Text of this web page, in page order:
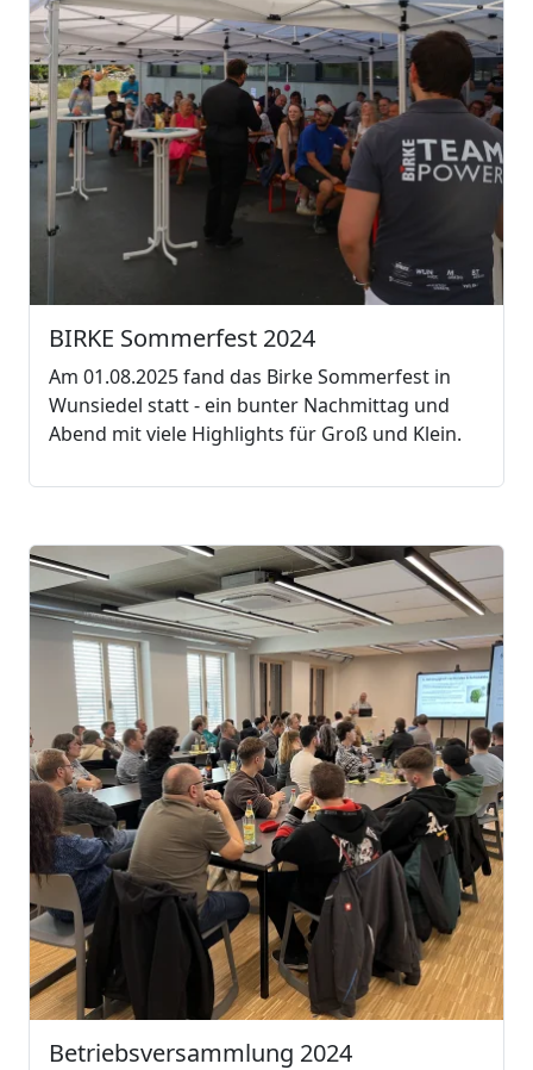
BIRKE Sommerfest 2024
Am 01.08.2025 fand das Birke Sommerfest in
Wunsiedel statt - ein bunter Nachmittag und
Abend mit viele Highlights für Groß und Klein.
Betriebsversammlung 2024